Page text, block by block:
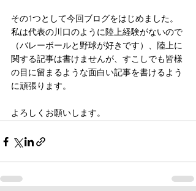
その1つとして今回ブログをはじめました。
私は代表の川口のように陸上経験がないので
（バレーボールと野球が好きです）、陸上に
関する記事は書けませんが、すこしでも皆様
の目に留まるような面白い記事を書けるよう
に頑張ります。
よろしくお願いします。